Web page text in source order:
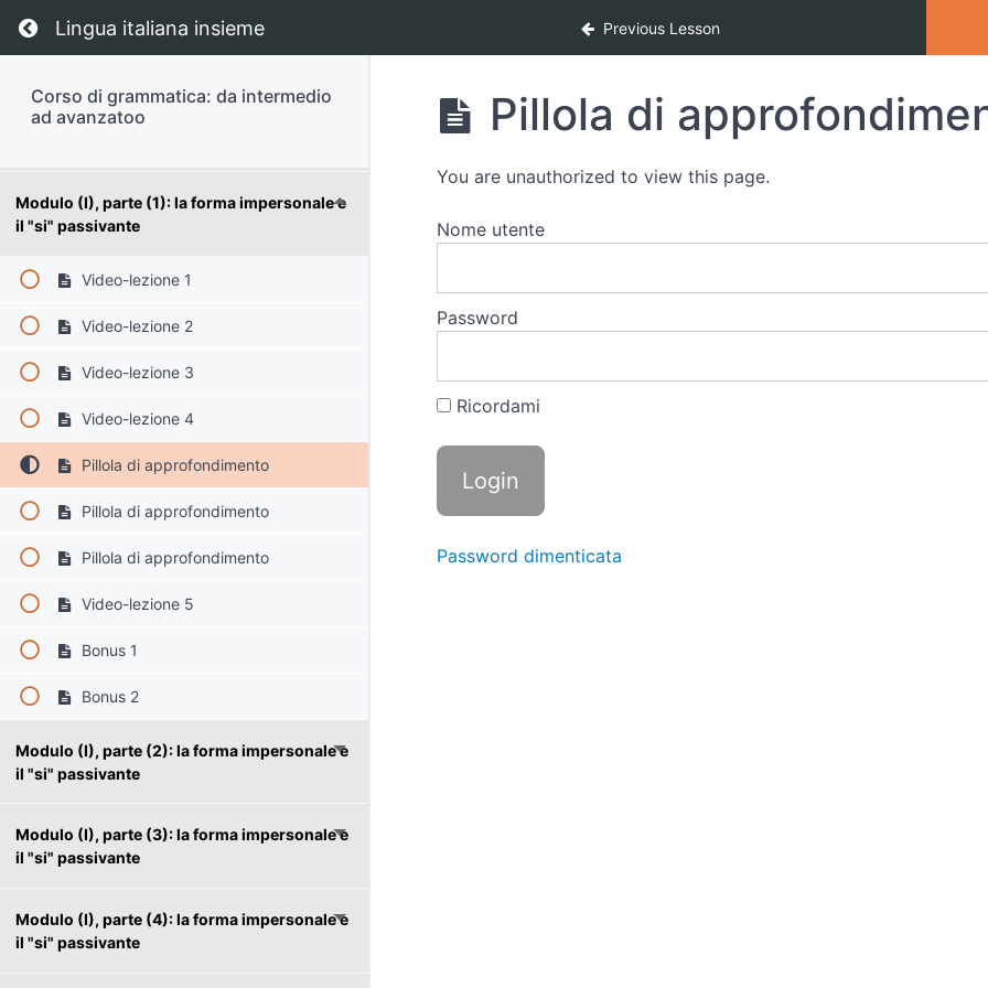
Return to course: Corso di grammatica: da intermedio ad avanzatoo
Lingua italiana insieme Previous Lesson
Corso di grammatica: da intermedio
ad avanzatoo
Modulo (I), parte (1): la forma impersonale e
il "si" passivante
Video-lezione 1
Video-lezione 2
Video-lezione 3
Video-lezione 4
Pillola di approfondimento
Pillola di approfondimento
Pillola di approfondimento
Video-lezione 5
Bonus 1
Bonus 2
Modulo (I), parte (2): la forma impersonale e
il "si" passivante
Modulo (I), parte (3): la forma impersonale e
il "si" passivante
Modulo (I), parte (4): la forma impersonale e
il "si" passivante
Pillola di
You are unauthorized to view this page.
Nome utente
Password
Ricordami
Password dimenticata